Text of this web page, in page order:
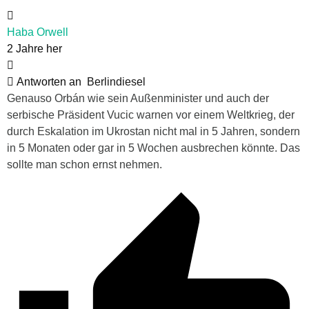
Haba Orwell
2 Jahre her
Antworten an
Berlindiesel
Genauso Orbán wie sein Außenminister und auch der
serbische Präsident Vucic warnen vor einem Weltkrieg, der
durch Eskalation im Ukrostan nicht mal in 5 Jahren, sondern
in 5 Monaten oder gar in 5 Wochen ausbrechen könnte. Das
sollte man schon ernst nehmen.